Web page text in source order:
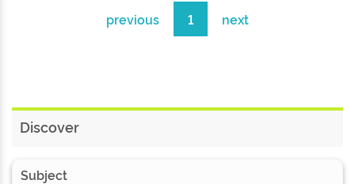
previous 1 next
Discover
Subject